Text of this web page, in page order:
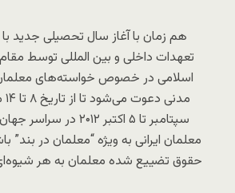
هم زمان با آغاز سال تحصیلی جدید
تعهدات داخلی و بین المللی توسط
اسلامی در خصوص خواسته‌های
سپتامبر تا ۵ اکتبر
معلمان ایرانی به ویژه “معلمان در بند”
حقوق تضییع شده معلمان به هر